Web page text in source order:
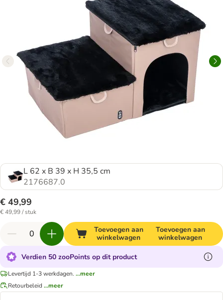
L 62 x B 39 x H 35,5 cm
2176687.0
€ 49,99
€ 49,99 / stuk
Toevoegen aan
winkelwagen
Toevoegen aan
winkelwagen
Verdien 50 zooPoints op dit product
Levertijd 1-3 werkdagen. ...meer
Retourbeleid ...meer